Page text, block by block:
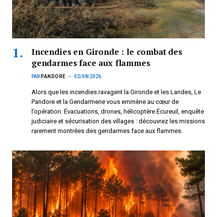
Incendies en Gironde : le combat des
gendarmes face aux flammes
PAR PANDORE 02/08/2026
Alors que les incendies ravagent la Gironde et les Landes, Le
Pandore et la Gendarmerie vous emmène au cœur de
l’opération. Évacuations, drones, hélicoptère Écureuil, enquête
judiciaire et sécurisation des villages : découvrez les missions
rarement montrées des gendarmes face aux flammes.